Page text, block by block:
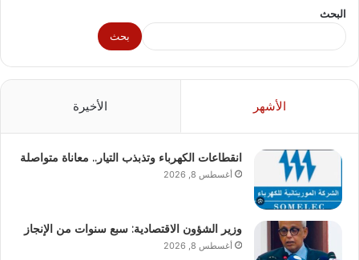
البحث
بحث
الأشهر الأخيرة
انقطاعات الكهرباء وتذبذب التيار.. معاناة متواصلة
أغسطس 8, 2026
وزير الشؤون الاقتصادية: سبع سنوات من الإنجاز
أغسطس 8, 2026